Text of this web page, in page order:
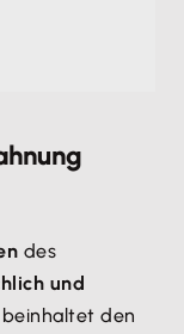
des
und
beinhaltet den